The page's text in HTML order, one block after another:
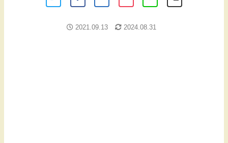
2024.08.31
2021.09.13